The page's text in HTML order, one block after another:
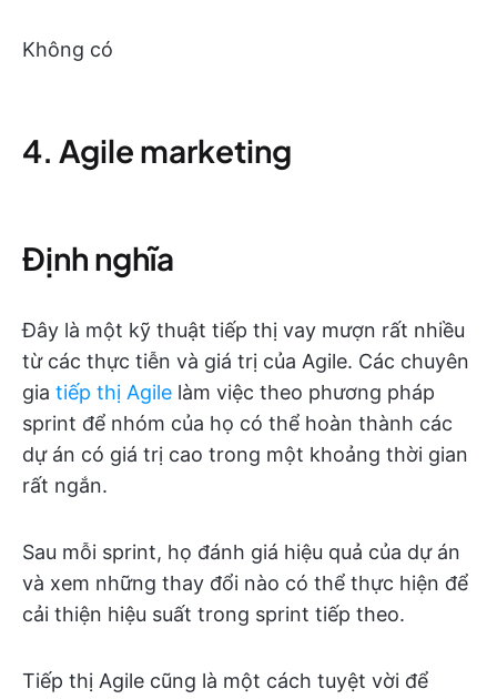
Không có
4. Agile marketing
Định nghĩa
Đây là một kỹ thuật tiếp thị vay mượn rất nhiều
từ các thực tiễn và giá trị của Agile. Các chuyên
gia tiếp thị Agile làm việc theo phương pháp
sprint để nhóm của họ có thể hoàn thành các
dự án có giá trị cao trong một khoảng thời gian
rất ngắn.
Sau mỗi sprint, họ đánh giá hiệu quả của dự án
và xem những thay đổi nào có thể thực hiện để
cải thiện hiệu suất trong sprint tiếp theo.
Tiếp thị Agile cũng là một cách tuyệt vời để